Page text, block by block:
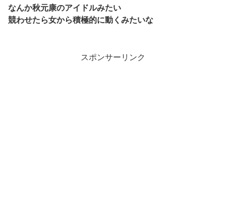
なんか秋元康のアイドルみたい
競わせたら女から積極的に動くみたいな
スポンサーリンク